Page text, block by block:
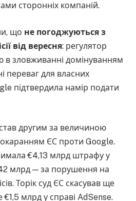
сторонніх компаній.
що не погоджуються з
від вересня: регулятор
в зловживанні домінуванням
переваг для власних
підтвердила намір подати
другим за величиною
ЄС проти Google.
€4,13 млрд штрафу у
млрд — за порушення на
Торік суд ЄС скасував ще
млрд у справі AdSense.